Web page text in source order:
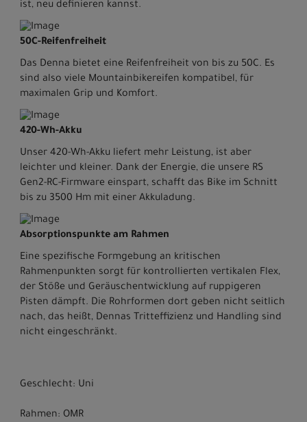
ist, neu definieren kannst.
50C-Reifenfreiheit
Das Denna bietet eine Reifenfreiheit von bis zu 50C. Es
sind also viele Mountainbikereifen kompatibel, für
maximalen Grip und Komfort.
420-Wh-Akku
Unser 420-Wh-Akku liefert mehr Leistung, ist aber
leichter und kleiner. Dank der Energie, die unsere RS
Gen2-RC-Firmware einspart, schafft das Bike im Schnitt
bis zu 3500 Hm mit einer Akkuladung.
Absorptionspunkte am Rahmen
Eine spezifische Formgebung an kritischen
Rahmenpunkten sorgt für kontrollierten vertikalen Flex,
der Stöße und Geräuschentwicklung auf ruppigeren
Pisten dämpft. Die Rohrformen dort geben nicht seitlich
nach, das heißt, Dennas Tritteffizienz und Handling sind
nicht eingeschränkt.
Geschlecht: Uni
Rahmen: OMR